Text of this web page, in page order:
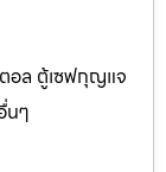
อล ตู้เซฟกุญแจ
นๆ